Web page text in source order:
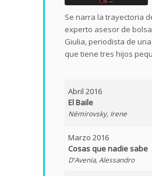
Se narra la trayectoria
experto asesor de bolsa
Giulia, periodista de una
que tiene tres hijos
Abril 2016
El Baile
Némirovsky, Irene
Marzo 2016
Cosas que nadie sabe
D'Avenia, Alessandro